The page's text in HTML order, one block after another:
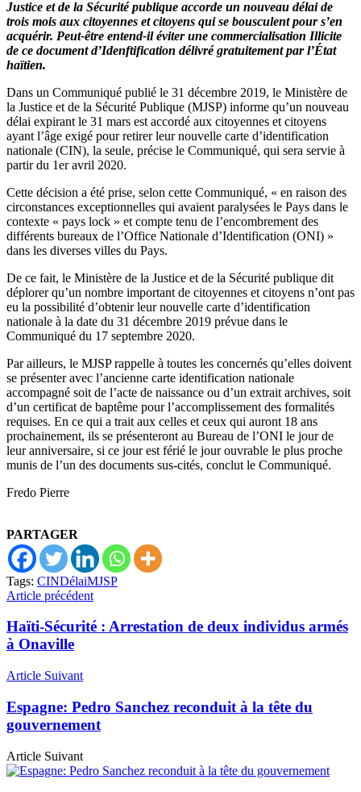
Justice et de la Sécurité publique accorde un nouveau délai de
trois mois aux citoyennes et citoyens qui se bousculent pour s’en
acquérir. Peut-être entend-il éviter une commercialisation Illicite
de ce document d’Idenftification délivré gratuitement par l’État
haïtien.
Dans un Communiqué publié le 31 décembre 2019, le Ministère de
la Justice et de la Sécurité Publique (MJSP) informe qu’un nouveau
délai expirant le 31 mars est accordé aux citoyennes et citoyens
ayant l’âge exigé pour retirer leur nouvelle carte d’identification
nationale (CIN), la seule, précise le Communiqué, qui sera servie à
partir du 1er avril 2020.
Cette décision a été prise, selon cette Communiqué, « en raison des
circonstances exceptionnelles qui avaient paralysées le Pays dans le
contexte « pays lock » et compte tenu de l’encombrement des
différents bureaux de l’Office Nationale d’Identification (ONI) »
dans les diverses villes du Pays.
De ce fait, le Ministère de la Justice et de la Sécurité publique dit
déplorer qu’un nombre important de citoyennes et citoyens n’ont pas
eu la possibilité d’obtenir leur nouvelle carte d’identification
nationale à la date du 31 décembre 2019 prévue dans le
Communiqué du 17 septembre 2020.
Par ailleurs, le MJSP rappelle à toutes les concernés qu’elles doivent
se présenter avec l’ancienne carte identification nationale
accompagné soit de l’acte de naissance ou d’un extrait archives, soit
d’un certificat de baptême pour l’accomplissement des formalités
requises. En ce qui a trait aux celles et ceux qui auront 18 ans
prochainement, ils se présenteront au Bureau de l’ONI le jour de
leur anniversaire, si ce jour est férié le jour ouvrable le plus proche
munis de l’un des documents sus-cités, conclut le Communiqué.
Fredo Pierre
PARTAGER
Tags: CINDélaiMJSP
Article précédent
Haïti-Sécurité : Arrestation de deux individus armés
à Onaville
Article Suivant
Espagne: Pedro Sanchez reconduit à la tête du
gouvernement
Article Suivant